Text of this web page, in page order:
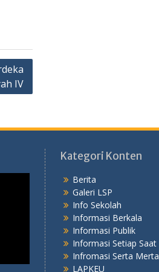
IV
Kategori Konten
Berita
Galeri LSP
Info Sekolah
Informasi Berkala
Informasi Publik
Informasi Setiap Saat
Infromasi Serta Merta
LAPKEU